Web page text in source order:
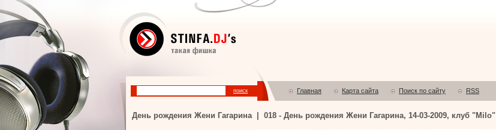
Главная Карта сайта Поиск по сайту RSS
День рождения Жени Гагарина | 018 - День рождения Жени Гагарина, 14-03-2009, клуб "Milo"